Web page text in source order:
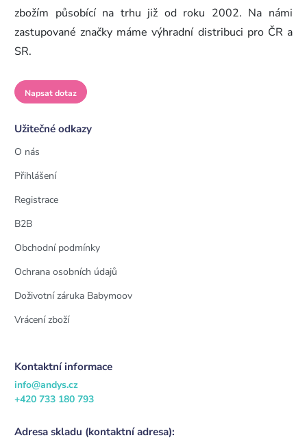
zbožím působící na trhu již od roku 2002. Na námi
zastupované značky máme výhradní distribuci pro ČR a
SR.
Napsat dotaz
Užitečné odkazy
O nás
Přihlášení
Registrace
B2B
Obchodní podmínky
Ochrana osobních údajů
Doživotní záruka Babymoov
Vrácení zboží
Kontaktní informace
info@andys.cz
+420 733 180 793
Adresa skladu (kontaktní adresa):